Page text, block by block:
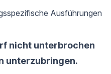
Ausführungen
nicht unterbrochen
unterzubringen.